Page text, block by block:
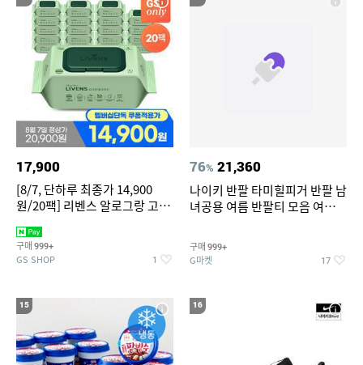
17,900
[8/7, 단하루 최종가 14,900
원/20팩] 리벤스 알로그랑 고평
구매 999+
GS SHOP 1
76% 21,360
나이키 반팔 타미힐피거 반팔 남
녀공용 여름 반팔티 모음 여름
구매 999+
G마켓 17
15 16